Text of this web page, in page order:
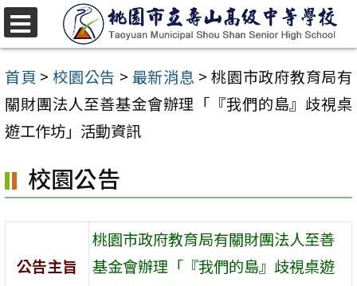
跳
至
主
要
內
區
首頁 > 校園公告 > 最新消息 > 桃園市政府教育局有
關財團法人至善基金會辦理「『我們的島』歧視桌
遊工作坊」活動資訊
校園公告
公告主旨
桃園市政府教育局有關財團法人至善
基金會辦理「『我們的島』歧視桌遊
選
單